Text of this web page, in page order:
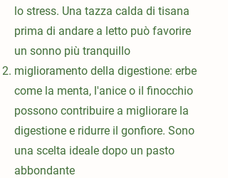
lo stress. Una tazza calda di tisana
prima di andare a letto può favorire
un sonno più tranquillo
miglioramento della digestione: erbe
come la menta, l'anice o il finocchio
possono contribuire a migliorare la
digestione e ridurre il gonfiore. Sono
una scelta ideale dopo un pasto
abbondante